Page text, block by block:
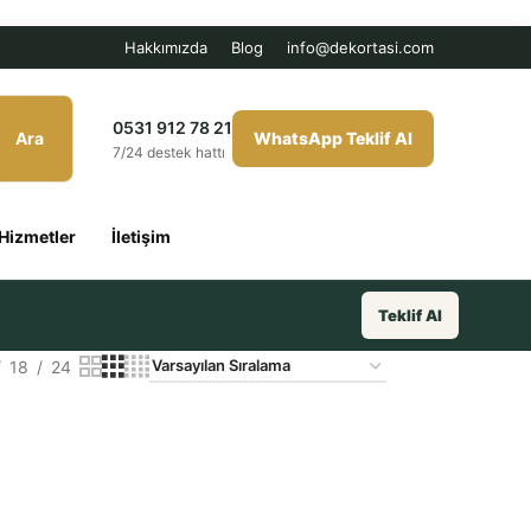
Hakkımızda Blog info@dekortasi.com
Ara
0531 912 78 21
7/24 destek hattı
WhatsApp Teklif Al
İletişim
Teklif Al
18 24